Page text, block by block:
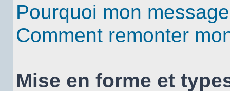
Pourquoi mon
Comment remonter
Mise en forme et